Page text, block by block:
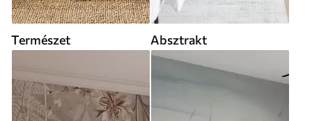
Természet Absztrakt